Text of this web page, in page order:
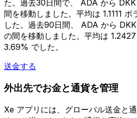
た。過去30日間で、 ADA から
間を移動しました。平均は 1.1111
した。過去90日間、 ADA から
の間を移動しました。平均は
3.69% でした。
送金する
外出先でお金と通貨を管理
Xe アプリには、グローバル送金と